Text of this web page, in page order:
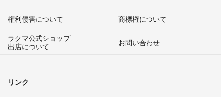
権利侵害について
商標権について
ラクマ公式ショップ
出店について
お問い合わせ
リンク